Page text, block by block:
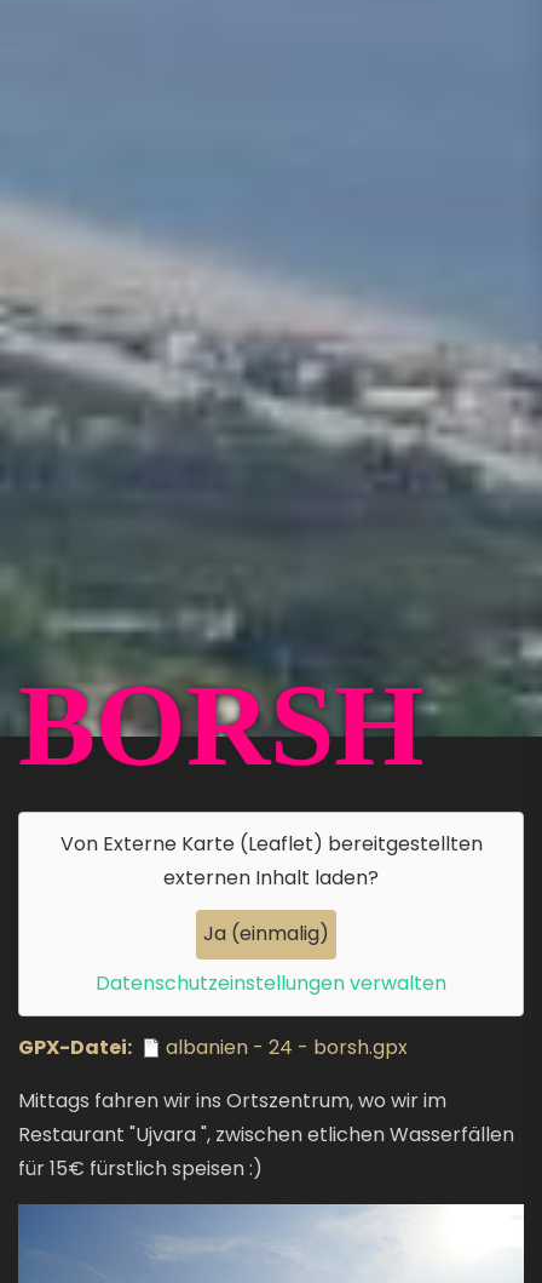
BORSH
Von Externe Karte (Leaflet) bereitgestellten
externen Inhalt laden?
Ja (einmalig)
Datenschutzeinstellungen verwalten
GPX-Datei
albanien - 24 - borsh.gpx
Mittags fahren wir ins Ortszentrum, wo wir im
Restaurant "Ujvara ", zwischen etlichen Wasserfällen
für 15€ fürstlich speisen :)